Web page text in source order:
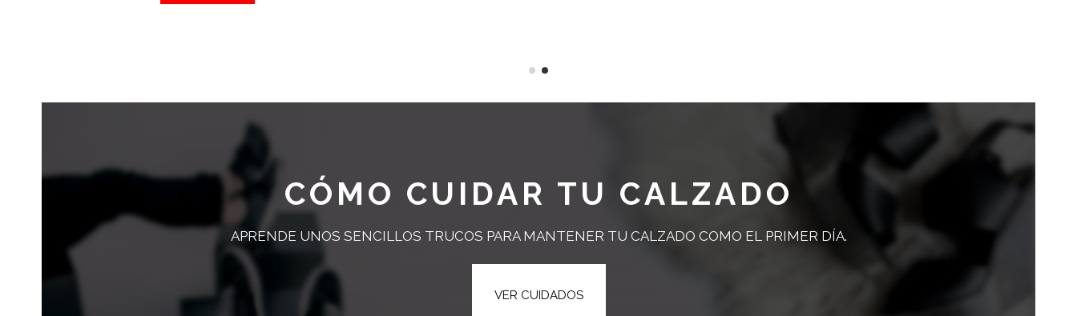
CÓMO CUIDAR TU CALZADO
APRENDE UNOS SENCILLOS TRUCOS PARA MANTENER TU CALZADO COMO EL PRIMER DÍA.
VER CUIDADOS